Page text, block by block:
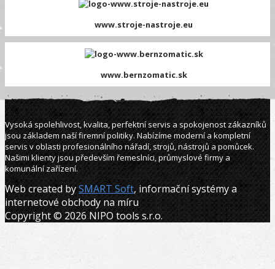
www.stroje-nastroje.eu
www.bernzomatic.sk
Vysoká spolehlivost, kvalita, perfektní servis a spokojenost zákazníků
jsou základem naší firemní politiky. Nabízíme moderní a kompletní
servis v oblasti profesionálního nářadí, strojů, nástrojů a pomůcek.
Našimi klienty jsou především řemeslníci, průmyslové firmy a
komunální zařízení.
Web created bySMART Soft, informační systémy a
internetové obchody na míru
Copyright © 2026 NIPO tools s.r.o.